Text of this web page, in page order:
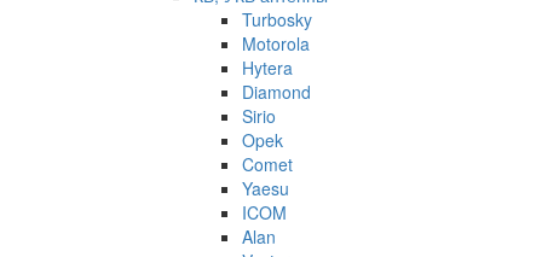
Turbosky
Motorola
Hytera
Diamond
Sirio
Opek
Comet
Yaesu
ICOM
Alan